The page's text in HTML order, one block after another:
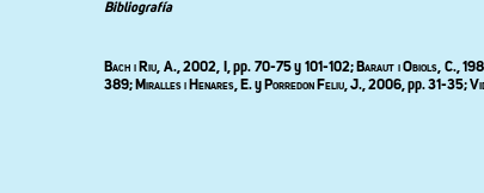
Bibliografía
Bach i Riu, A., 2002, I,pp. 70-75y 101-102; Baraut i Obiols, C.,
389; Miralles i Henares, E. y Porredon Feliu, J., 2006, pp. 31-35;